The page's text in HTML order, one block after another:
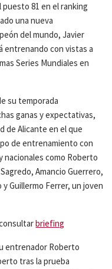
81 en el ranking
una nueva
del mundo, Javier
entrenando con vistas a
Series Mundiales en
su temporada
ganas y expectativas,
de Alicante en el que
de entrenamiento con
como Roberto
Amancio Guerrero,
Guillermo Ferrer, un joven
briefing
entrenador Roberto
tras la prueba